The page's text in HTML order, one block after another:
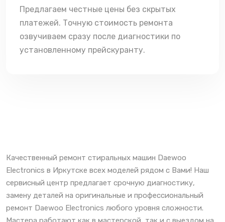
Предлагаем честные цены без скрытых
платежей. Точную стоимость ремонта
озвучиваем сразу после диагностики по
установленному прейскуранту.
Качественный ремонт стиральных машин Daewoo
Electronics в Иркутске всех моделей рядом с Вами! Наш
сервисный центр предлагает срочную диагностику,
замену деталей на оригинальные и профессиональный
ремонт Daewoo Electronics любого уровня сложности.